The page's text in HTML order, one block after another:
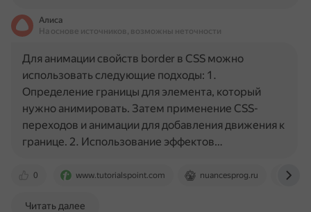
Алиса
На основе источников, возможны неточности
0 www.tutorialspoint.com nuancesprog.ru
Для анимации свойств border в CSS можно
использовать следующие подходы: 1.
Определение границы для элемента, который
нужно анимировать. Затем применение CSS-
переходов и анимации для добавления движения к
границе. 2. Использование эффектов…
Читать далее